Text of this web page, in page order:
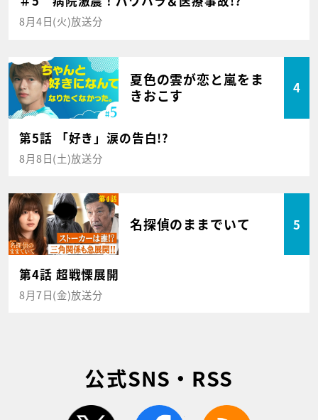
8月4日(火)放送分
夏色の雲が恋と嵐をま
きおこす
4
第5話 「好き」涙の告白!?
8月8日(土)放送分
名探偵のままでいて 5
第4話 超戦慄展開
8月7日(金)放送分
公式SNS・RSS
twitter facebook